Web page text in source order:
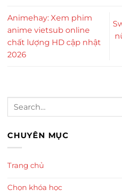
Animehay: Xem phim
anime vietsub online
chất lượng HD cập nhật
2026
CHUYÊN MỤC
Trang chủ
Chọn khóa học